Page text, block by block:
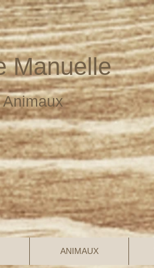
Manuelle
ANIMAUX